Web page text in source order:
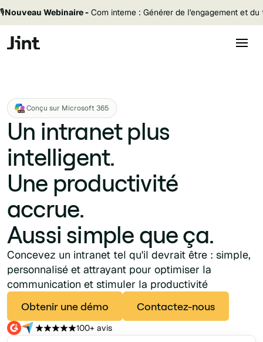
🎙️Nouveau Webinaire - Com interne : Générer de l'engagement et
Conçu sur Microsoft 365
Un intranet plus
intelligent.
Une productivité
accrue.
Aussi simple que ça.
Concevez un intranet tel qu'il devrait être : simple,
personnalisé et attrayant pour optimiser la
communication et stimuler la productivité
Obtenir une démo Contactez-nous
100+ avis